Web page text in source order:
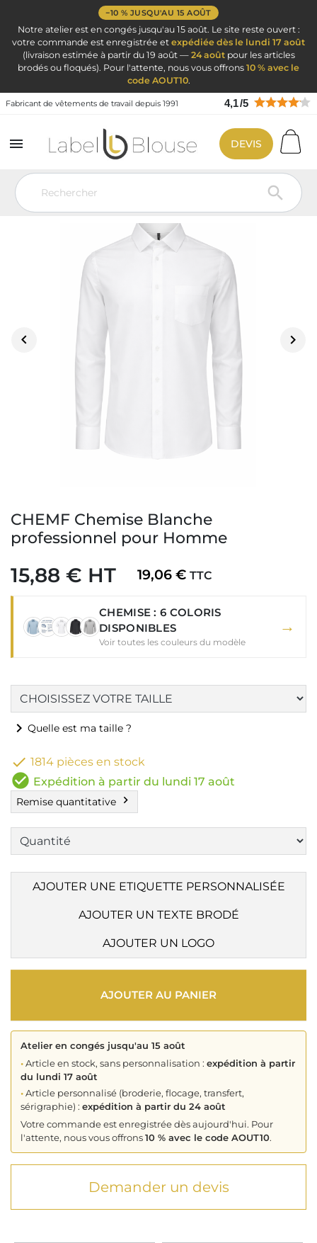
−10 % JUSQU'AU 15 AOÛT
Notre atelier est en congés jusqu'au 15 août. Le site reste ouvert :
votre commande est enregistrée et expédiée dès le lundi 17 août
(livraison estimée à partir du 19 août — 24 aoûtpour les articles
brodés ou floqués). Pour l'attente, nous vous offrons 10 % avec le
code AOUT10.
Fabricant de vêtements de travail depuis 1991 4,1/5


DEVIS
Vêtement de travail Vêtement de travail personnalisé
Chemise
 
CHEMF Chemise Blanche
professionnel pour Homme
15,88 € HT 19,06 € TTC
CHEMISE : 6 COLORIS
DISPONIBLES
Voir toutes les couleurs du modèle
→
chevron_right Quelle est ma taille ?
 1814 pièces en stock
check_circle Expédition à partir du lundi 17 août
Remise quantitative chevron_right
AJOUTER UNE ETIQUETTE PERSONNALISÉE
AJOUTER UN TEXTE BRODÉ
AJOUTER UN LOGO
AJOUTER AU PANIER
Atelier en congés jusqu'au 15 août
•Article en stock, sans personnalisation : expédition à partir
du lundi 17 août
•Article personnalisé (broderie, flocage, transfert,
sérigraphie) : expédition à partir du 24 août
Votre commande est enregistrée dès aujourd'hui. Pour
l'attente, nous vous offrons10 % avec le code AOUT10.
Demander un devis